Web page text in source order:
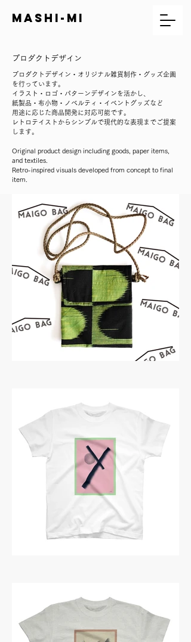
mashi-mi
プロダクトデザイン
プロダクトデザイン・オリジナル雑貨制作・グッズ企画
を行っています。
イラスト・ロゴ・パターンデザインを活かし、
紙製品・布小物・ノベルティ・イベントグッズなど
用途に応じた商品開発に対応可能です。
レトロテイストからシンプルで現代的な表現までご提案
します。
Original product design including goods, paper items,
and textiles.
Retro-inspired visuals developed from concept to final
item.